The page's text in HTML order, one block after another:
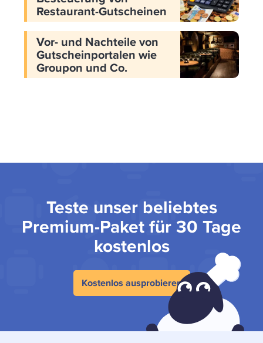
Restaurant-Gutscheinen
Vor- und Nachteile von
Gutscheinportalen wie
Groupon und Co.
Teste unser beliebtes
Premium-Paket für 30 Tage
kostenlos
Kostenlos ausprobieren